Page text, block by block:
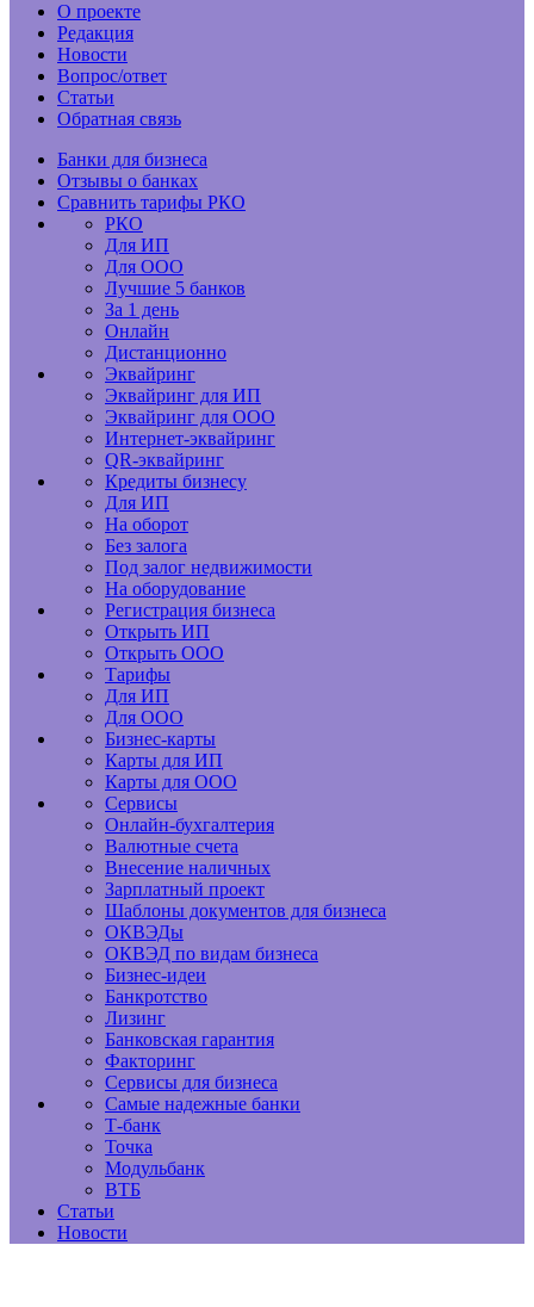
О проекте
Редакция
Новости
Вопрос/ответ
Статьи
Обратная связь
Банки для бизнеса
Отзывы о банках
Сравнить тарифы РКО
РКО
Для ИП
Для ООО
Лучшие 5 банков
За 1 день
Онлайн
Дистанционно
Эквайринг
Эквайринг для ИП
Эквайринг для ООО
Интернет-эквайринг
QR-эквайринг
Кредиты бизнесу
Для ИП
На оборот
Без залога
Под залог недвижимости
На оборудование
Регистрация бизнеса
Открыть ИП
Открыть ООО
Тарифы
Для ИП
Для ООО
Бизнес-карты
Карты для ИП
Карты для ООО
Сервисы
Онлайн-бухгалтерия
Валютные счета
Внесение наличных
Зарплатный проект
Шаблоны документов для бизнеса
ОКВЭДы
ОКВЭД по видам бизнеса
Бизнес-идеи
Банкротство
Лизинг
Банковская гарантия
Факторинг
Сервисы для бизнеса
Самые надежные банки
Т-банк
Точка
Модульбанк
ВТБ
Статьи
Новости